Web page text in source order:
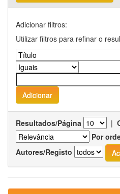
Adicionar filtros:
Utilizar filtros para refinar o
Resultados/Página |
Por
Autores/Registo